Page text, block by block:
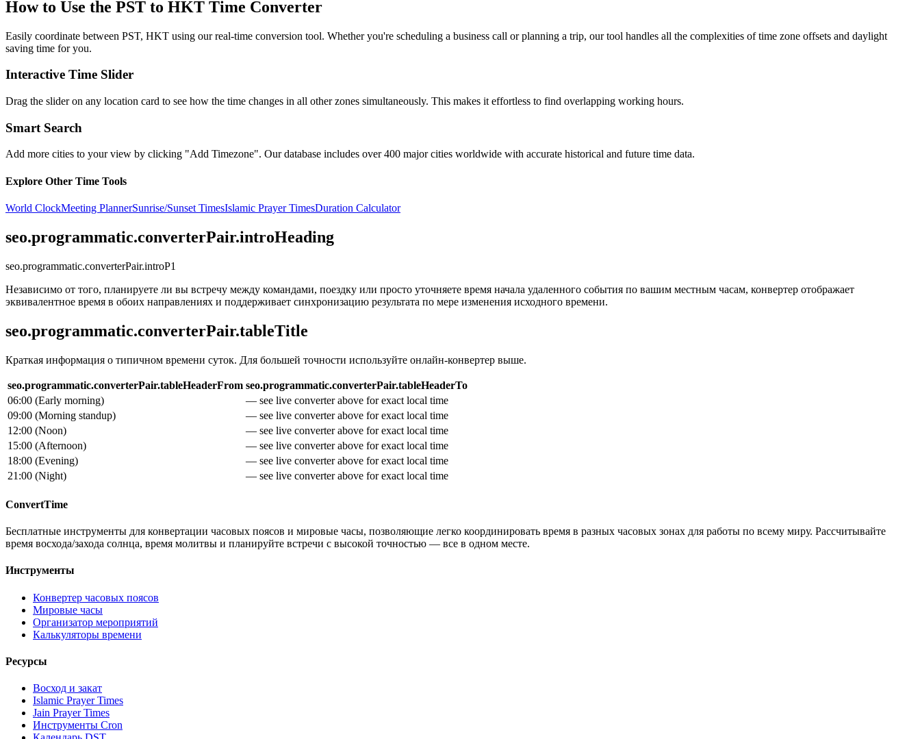
How to Use the PST to HKT Time Converter
Easily coordinate between PST, HKT using our real-time conversion tool. Whether you're scheduling a business call or planning a trip, our tool handles all the complexities of time zone offsets and daylight
saving time for you.
Interactive Time Slider
Drag the slider on any location card to see how the time changes in all other zones simultaneously. This makes it effortless to find overlapping working hours.
Smart Search
Add more cities to your view by clicking "Add Timezone". Our database includes over 400 major cities worldwide with accurate historical and future time data.
Explore Other Time Tools
World ClockMeeting PlannerSunrise/Sunset TimesIslamic Prayer TimesDuration Calculator
seo.programmatic.converterPair.introHeading
seo.programmatic.converterPair.introP1
Независимо от того, планируете ли вы встречу между командами, поездку или просто уточняете время начала удаленного события по вашим местным часам, конвертер отображает
эквивалентное время в обоих направлениях и поддерживает синхронизацию результата по мере изменения исходного времени.
seo.programmatic.converterPair.tableTitle
Краткая информация о типичном времени суток. Для большей точности используйте онлайн-конвертер выше.
seo.programmatic.converterPair.tableHeaderFrom seo.programmatic.converterPair.tableHeaderTo
06:00 (Early morning)
— see live converter above for exact local time
09:00 (Morning standup)
— see live converter above for exact local time
12:00 (Noon)
— see live converter above for exact local time
15:00 (Afternoon)
— see live converter above for exact local time
18:00 (Evening)
— see live converter above for exact local time
21:00 (Night) — see live converter above for exact local time
ConvertTime
Бесплатные инструменты для конвертации часовых поясов и мировые часы, позволяющие легко координировать время в разных часовых зонах для работы по всему миру. Рассчитывайте
время восхода/захода солнца, время молитвы и планируйте встречи с высокой точностью — все в одном месте.
Инструменты
Конвертер часовых поясов
Мировые часы
Организатор мероприятий
Калькуляторы времени
Ресурсы
Восход и закат
Islamic Prayer Times
Jain Prayer Times
Инструменты Cron